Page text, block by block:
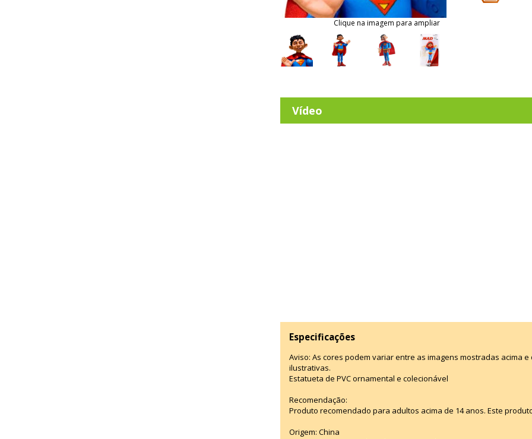
Clique na imagem para ampliar
Vídeo
Especificações
Aviso: As cores podem variar entre as imagens mostradas acima
ilustrativas.
Estatueta de PVC ornamental e colecionável
Recomendação:
Produto recomendado para adultos acima de 14 anos. Este
Origem: China